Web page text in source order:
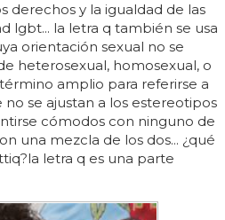
derechos y la igualdad de las
lgbt... la letra q también se usa
orientación sexual no se
heterosexual, homosexual, o
amplio para referirse a
se ajustan a los estereotipos
cómodos con ninguno de
una mezcla de los dos... ¿qué
letra q es una parte